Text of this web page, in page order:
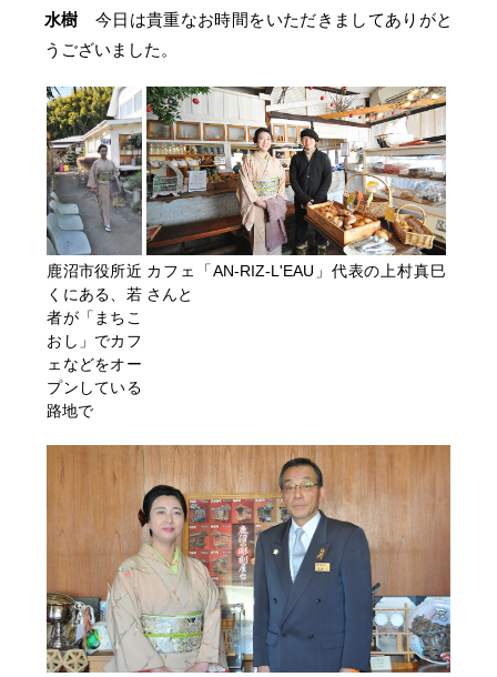
水樹今日は貴重なお時間をいただきましてありがと
うございました。
鹿沼市役所近
くにある、若
者が「まちこ
おし」でカフ
ェなどをオー
プンしている
路地で
カフェ「AN-RIZ-L'EAU」代表の上村真巳
さんと